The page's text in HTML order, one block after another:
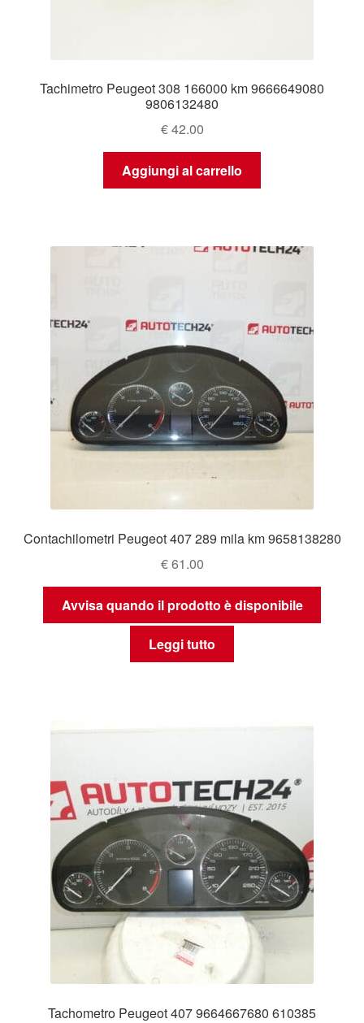
Tachimetro Peugeot 308 166000 km 9666649080
9806132480
€42.00
Aggiungi al carrello
Contachilometri Peugeot 407 289 mila km 9658138280
€61.00
Avvisa quando il prodotto è disponibile
Leggi tutto
Tachometro Peugeot 407 9664667680 610385